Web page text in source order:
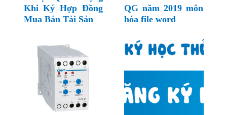
Khi Ký Hợp Đồng
Mua Bán Tài Sản
QG năm 2019 môn
hóa file word